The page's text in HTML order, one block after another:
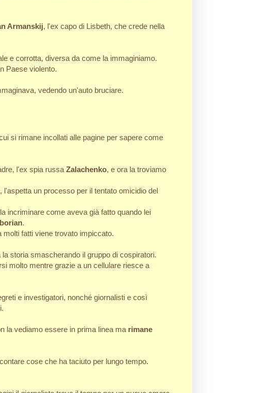
Armanskij, l'ex capo di Lisbeth, che crede nella
e corrotta, diversa da come la immaginiamo.
Paese violento.
vedendo un'auto bruciare.
si rimane incollati alle pagine per sapere come
l'ex spia russa Zalachenko, e ora la troviamo
un processo per il tentato omicidio del
incriminare come aveva già fatto quando lei
.
fatti viene trovato impiccato.
storia smascherando il gruppo di cospiratori.
molto mentre grazie a un cellulare riesce a
e investigatori, nonché giornalisti e così
la vediamo essere in prima linea ma rimane
cose che ha taciuto per lungo tempo.